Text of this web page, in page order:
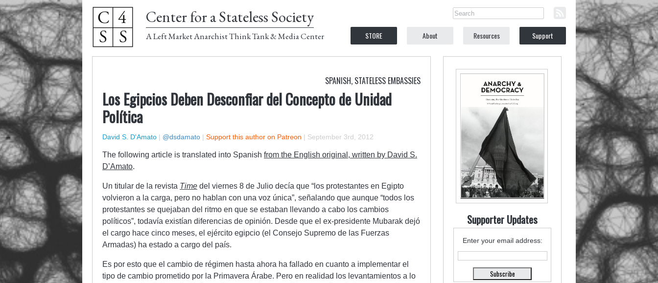
Center for a Stateless Society
A Left Market Anarchist Think Tank & Media Center STORE About Resources Support
SPANISH, STATELESS EMBASSIES
Los Egipcios Deben Desconfiar del Concepto de Unidad
Política
David S. D'Amato | @dsdamato | Support this author on Patreon | September 3rd, 2012
The following article is translated into Spanish from the English original, written by David S.
D’Amato.
Un titular de la revista Time del viernes 8 de Julio decía que “los protestantes en Egipto
volvieron a la carga, pero no hablan con una voz única”, señalando que aunque “todos los
protestantes se quejaban del ritmo en que se estaban llevando a cabo los cambios
políticos”, todavía existían diferencias de opinión. Desde que el ex-presidente Mubarak dejó
el cargo hace cinco meses, el ejército egipcio (el Consejo Supremo de las Fuerzas
Armadas) ha estado a cargo del país.
Es por esto que el cambio de régimen hasta ahora ha fallado en cuanto a implementar el
tipo de cambio prometido por la Primavera Árabe. Pero en realidad los levantamientos a lo
Supporter Updates
Enter your email address: